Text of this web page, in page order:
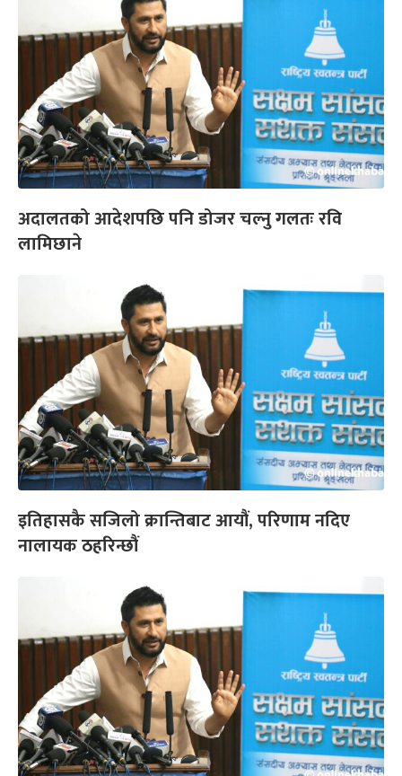
अदालतको आदेशपछि पनि डोजर चल्नु गलतः रवि
लामिछाने
इतिहासकै सजिलो क्रान्तिबाट आयौं, परिणाम नदिए
नालायक ठहरिन्छौं